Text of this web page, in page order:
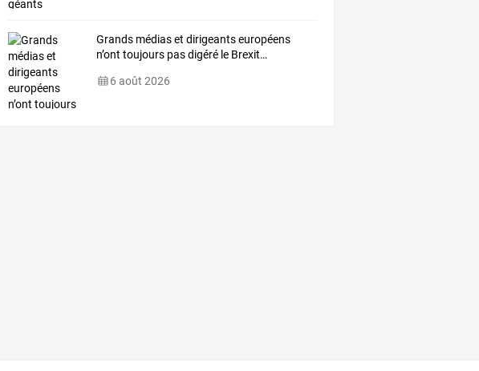
Grands médias et dirigeants européens
n’ont toujours pas digéré le Brexit…
6 août 2026